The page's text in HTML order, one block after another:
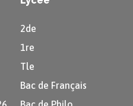
2de
1re
Tle
Bac de Français